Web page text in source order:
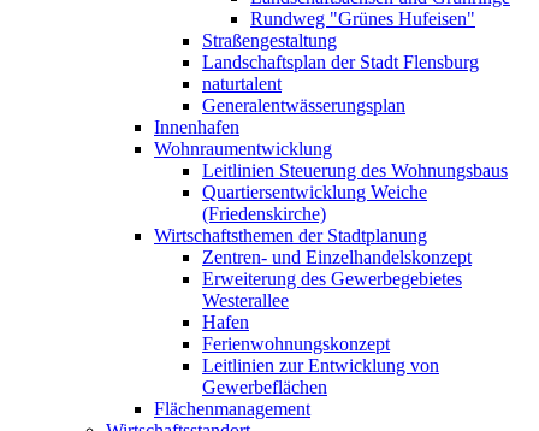
Rundweg "Grünes Hufeisen"
Straßengestaltung
Landschaftsplan der Stadt Flensburg
naturtalent
Generalentwässerungsplan
Innenhafen
Wohnraumentwicklung
Leitlinien Steuerung des Wohnungsbaus
Quartiersentwicklung Weiche
(Friedenskirche)
Wirtschaftsthemen der Stadtplanung
Zentren- und Einzelhandelskonzept
Erweiterung des Gewerbegebietes
Westerallee
Hafen
Ferienwohnungskonzept
Leitlinien zur Entwicklung von
Gewerbeflächen
Flächenmanagement